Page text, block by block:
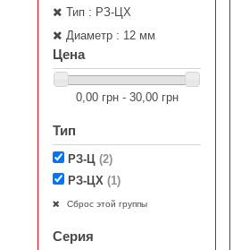
Тип : РЗ-ЦХ
Диаметр : 12 мм
Цена
0,00 грн - 30,00 грн
Тип
РЗ-Ц(2)
РЗ-ЦХ(1)
Сброс этой группы
Серия